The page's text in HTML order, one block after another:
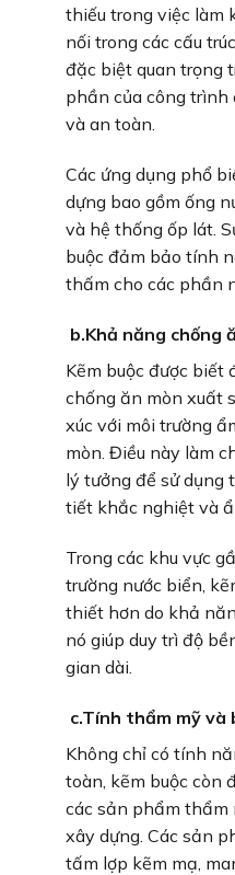
thiếu trong việc làm
nối trong các cấu
đặc biệt quan trọng
phần của công
và an toàn.
Các ứng dụng phổ
dựng bao gồm ống
và hệ thống ốp lát.
buộc đảm bảo tính
thấm cho các phần
b.Khả năng chống
Kẽm buộc được biết
chống ăn mòn xuất
xúc với môi trường
mòn. Điều này làm
lý tưởng để sử dụng
tiết khắc nghiệt và
Trong các khu vực
trường nước biển,
thiết hơn do khả
nó giúp duy trì độ
gian dài.
c.Tính thẩm mỹ và
Không chỉ có tính
toàn, kẽm buộc còn
các sản phẩm thẩm
xây dựng. Các sản
tấm lợp kẽm mạ,